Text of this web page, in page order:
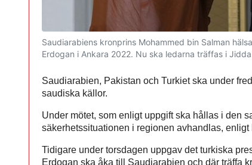
Saudiarabiens kronprins Mohammed bin Salman
Erdogan i Ankara 2022. Nu ska ledarna träffas i
Saudiarabien, Pakistan och Turkiet ska under
saudiska källor.
Under mötet, som enligt uppgift ska hållas i den
säkerhetssituationen i regionen avhandlas,
Tidigare under torsdagen uppgav det turkiska
Erdogan ska åka till Saudiarabien och där träffa